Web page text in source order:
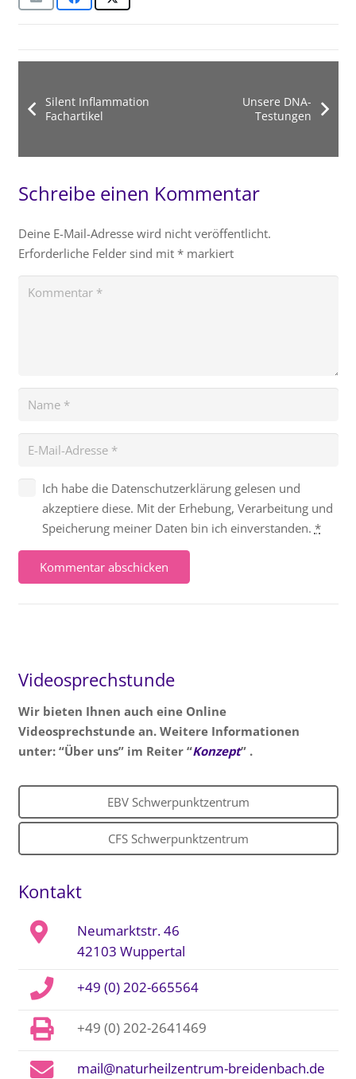
Silent Inflammation
Fachartikel
Unsere DNA-
Testungen
Schreibe einen Kommentar
Deine E-Mail-Adresse wird nicht veröffentlicht.
Erforderliche Felder sind mit *markiert
Ich habe die Datenschutzerklärung gelesen und
akzeptiere diese. Mit der Erhebung, Verarbeitung und
Speicherung meiner Daten bin ich einverstanden. *
Kommentar abschicken
Videosprechstunde
Wir bieten Ihnen auch eine Online
Videosprechstunde an. Weitere Informationen
unter: “Über uns” im Reiter “Konzept” .
EBV Schwerpunktzentrum
CFS Schwerpunktzentrum
Kontakt
Neumarktstr. 46
42103 Wuppertal
+49 (0) 202-665564
+49 (0) 202-2641469
mail@naturheilzentrum-breidenbach.de